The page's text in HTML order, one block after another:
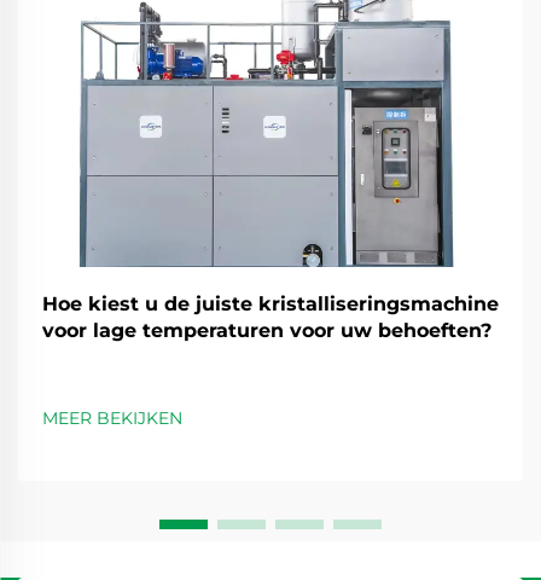
Hoe kiest u de juiste kristalliseringsmachine
voor lage temperaturen voor uw behoeften?
MEER BEKIJKEN